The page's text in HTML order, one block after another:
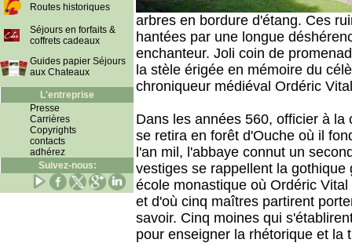
Routes historiques
Séjours en forfaits &
coffrets cadeaux
Guides papier Séjours
aux Chateaux
L'entreprise
Presse
Carrières
Copyrights
contacts
adhérez
Suivez-nous:
arbres en bordure d'étang. Ces
hantées par une longue
enchanteur. Joli coin de
la stèle érigée en mémoire du
chroniqueur médiéval Ordéric
Dans les années 560, officier à
se retira en forêt d'Ouche où il
l'an mil, l'abbaye connut un
vestiges se rappellent la
école monastique où Ordéric
et d'où cinq maîtres partirent
savoir. Cinq moines qui
pour enseigner la rhétorique et la